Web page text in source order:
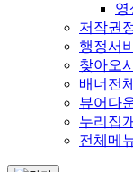
영
저작권
행정서
찾아오
배너전
뷰어다
누리집
전체메